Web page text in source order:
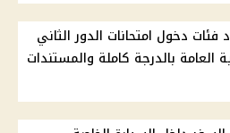
فئات دخول امتحانات الدور الثاني
العامة بالدرجة كاملة والمستندات